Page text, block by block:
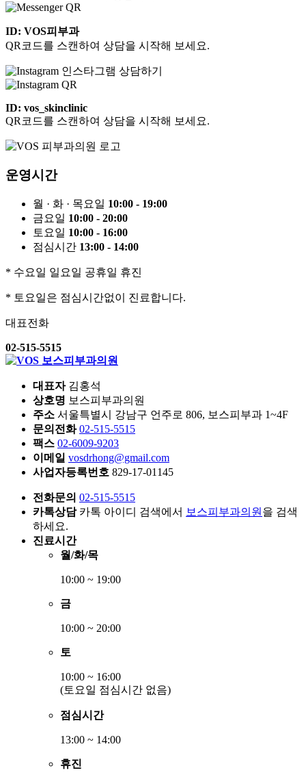
ID: VOS피부과
QR코드를 스캔하여 상담을 시작해 보세요.
인스타그램 상담하기
ID: vos_skinclinic
QR코드를 스캔하여 상담을 시작해 보세요.
운영시간
월 · 화 · 목요일 10:00 - 19:00
금요일 10:00 - 20:00
토요일 10:00 - 16:00
점심시간 13:00 - 14:00
* 수요일 일요일 공휴일 휴진
* 토요일은 점심시간없이 진료합니다.
대표전화
02-515-5515
대표자 김홍석
상호명 보스피부과의원
주소 서울특별시 강남구 언주로 806, 보스피부과 1~4F
문의전화 02-515-5515
팩스 02-6009-9203
이메일 vosdrhong@gmail.com
사업자등록번호 829-17-01145
전화문의 02-515-5515
카톡상담 카톡 아이디 검색에서 보스피부과의원 을 검색
하세요.
진료시간
월/화/목
10:00 ~ 19:00
금
10:00 ~ 20:00
토
10:00 ~ 16:00
(토요일 점심시간 없음)
점심시간
13:00 ~ 14:00
휴진